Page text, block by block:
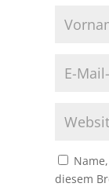
diesem